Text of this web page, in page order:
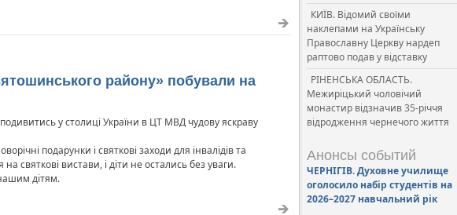
району» побували на
у столиці України в ЦТ МВД чудову яскраву
подарунки і святкові заходи для інвалідів та
святкові вистави, і діти не остались без уваги.
дітям.
КИЇВ. Відомий своїми
наклепами на Українську
Православну Церкву нардеп
раптово подав у відставку
РІНЕНСЬКА ОБЛАСТЬ.
Межиріцький чоловічий
монастир відзначив 35-річчя
відродження чернечого життя
Анонсы событий
ЧЕРНІГІВ. Духовне училище
оголосило набір студентів на
2026–2027 навчальний рік